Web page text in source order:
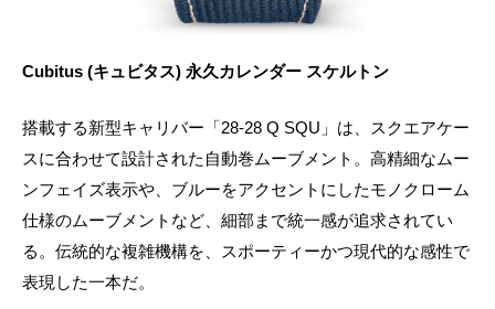
Cubitus (キュビタス) 永久カレンダー スケルトン
搭載する新型キャリバー「28-28 Q SQU」は、スクエアケー
スに合わせて設計された自動巻ムーブメント。高精細なムー
ンフェイズ表示や、ブルーをアクセントにしたモノクローム
仕様のムーブメントなど、細部まで統一感が追求されてい
る。伝統的な複雑機構を、スポーティーかつ現代的な感性で
表現した一本だ。